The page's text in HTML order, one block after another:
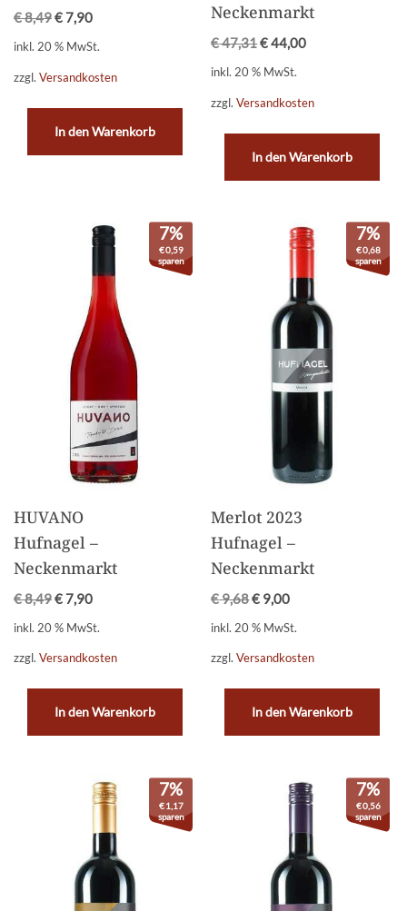
€8,49€ 7,90
inkl. 20 % MwSt.
zzgl. Versandkosten
In den Warenkorb
Neckenmarkt
€47,31€44,00
inkl. 20 % MwSt.
zzgl.Versandkosten
In den Warenkorb
7%
€0,59
sparen
HUVANO
Hufnagel –
Neckenmarkt
€8,49€ 7,90
inkl. 20 % MwSt.
zzgl. Versandkosten
In den Warenkorb
7%
€0,68
sparen
Merlot 2023
Hufnagel –
Neckenmarkt
€9,68€ 9,00
inkl. 20 % MwSt.
zzgl.Versandkosten
In den Warenkorb
7%
€1,17
sparen
7%
€0,56
sparen